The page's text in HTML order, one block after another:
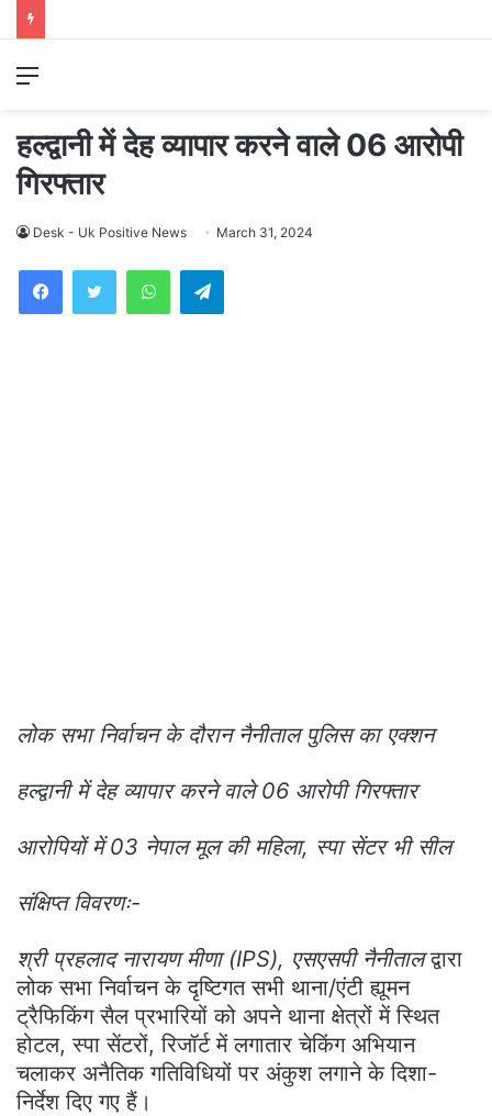
Menu
हल्द्वानी में देह व्यापार करने वाले 06 आरोपी
गिरफ्तार
Desk - Uk Positive News March 31, 2024
WhatsAppTelegram
लोक सभा निर्वाचन के दौरान नैनीताल पुलिस का एक्शन
हल्द्वानी में देह व्यापार करने वाले 06 आरोपी गिरफ्तार
आरोपियों में 03 नेपाल मूल की महिला, स्पा सेंटर भी सील
संक्षिप्त विवरणः-
श्री प्रहलाद नारायण मीणा (IPS), एसएसपी नैनीतालद्वारा
लोक सभा निर्वाचन के दृष्टिगत सभी थाना/एंटी ह्यूमन
ट्रैफिकिंग सैल प्रभारियों को अपने थाना क्षेत्रों में स्थित
होटल, स्पा सेंटरों, रिजॉर्ट में लगातार चेकिंग अभियान
चलाकर अनैतिक गतिविधियों पर अंकुश लगाने के दिशा-
निर्देश दिए गए हैं।